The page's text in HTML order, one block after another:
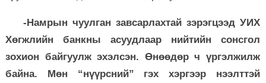
-Намрын чуулган завсарлахтай зэрэгцээд УИХ
Хөгжлийн банкны асуудлаар нийтийн сонсгол
зохион байгуулж эхэлсэн. Өнөөдөр ч үргэлжилж
байна. Мөн “нүүрсний” гэх хэргээр нээлттэй